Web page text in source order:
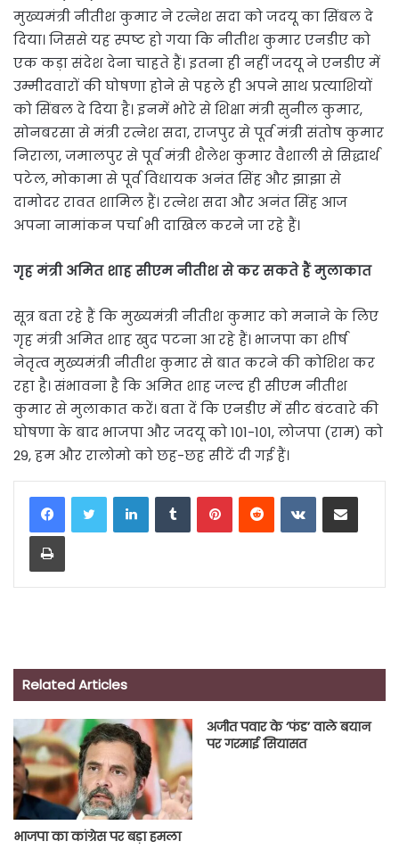
मुख्यमंत्री नीतीश कुमार ने रत्नेश सदा को जदयू का सिंबल दे
दिया। जिससे यह स्पष्ट हो गया कि नीतीश कुमार एनडीए को
एक कड़ा संदेश देना चाहते हैं। इतना ही नहीं जदयू ने एनडीए में
उम्मीदवारों की घोषणा होने से पहले ही अपने साथ प्रत्याशियों
को सिंबल दे दिया है। इनमें भोरे से शिक्षा मंत्री सुनील कुमार,
सोनबरसा से मंत्री रत्नेश सदा, राजपुर से पूर्व मंत्री संतोष कुमार
निराला, जमालपुर से पूर्व मंत्री शैलेश कुमार वैशाली से सिद्धार्थ
पटेल, मोकामा से पूर्व विधायक अनंत सिंह और झाझा से
दामोदर रावत शामिल हैं। रत्नेश सदा और अनंत सिंह आज
अपना नामांकन पर्चा भी दाखिल करने जा रहे हैं।
गृह मंत्री अमित शाह सीएम नीतीश से कर सकते हैं मुलाकात
सूत्र बता रहे हैं कि मुख्यमंत्री नीतीश कुमार को मनाने के लिए
गृह मंत्री अमित शाह खुद पटना आ रहे हैं। भाजपा का शीर्ष
नेतृत्व मुख्यमंत्री नीतीश कुमार से बात करने की कोशिश कर
रहा है। संभावना है कि अमित शाह जल्द ही सीएम नीतीश
कुमार से मुलाकात करें। बता दें कि एनडीए में सीट बंटवारे की
घोषणा के बाद भाजपा और जदयू को 101-101, लोजपा (राम) को
29, हम और रालोमो को छह-छह सीटें दी गई हैं।
LinkedInTumblrPinterestReddit VKontakteShare via Email
Print
Related Articles
भाजपा का कांग्रेस पर बड़ा हमला
अजीत पवार के ‘फंड’ वाले बयान
पर गरमाई सियासत